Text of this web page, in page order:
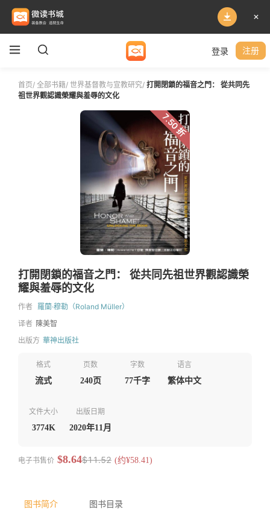
登录 注册
首页/ 全部书籍/ 世界基督教与宣教研究/ 打開閉鎖的福音之門： 從共同先
祖世界觀認識榮耀與羞辱的文化
7.50 折
打開閉鎖的福音之門： 從共同先祖世界觀認識榮
耀與羞辱的文化
作者 羅蘭·穆勒（Roland Müller）
译者 陳美智
出版方 華神出版社
格式
流式
页数
240页
字数
77千字
语言
繁体中文
文件大小
3774K
出版日期
2020年11月
电子书售价 $8.64$11.52 (约¥58.41)
图书简介 图书目录